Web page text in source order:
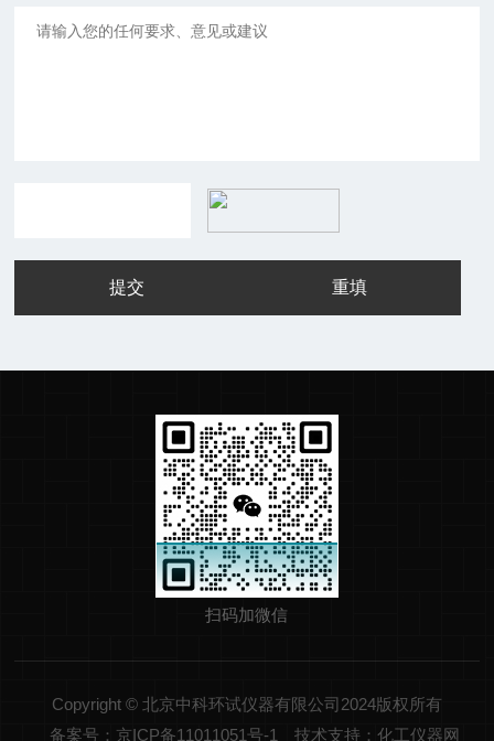
扫码加微信
Copyright © 北京中科环试仪器有限公司2024版权所有
备案号：京ICP备11011051号-1
技术支持：化工仪器网